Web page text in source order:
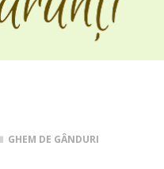
GHEM DE GÂNDURI